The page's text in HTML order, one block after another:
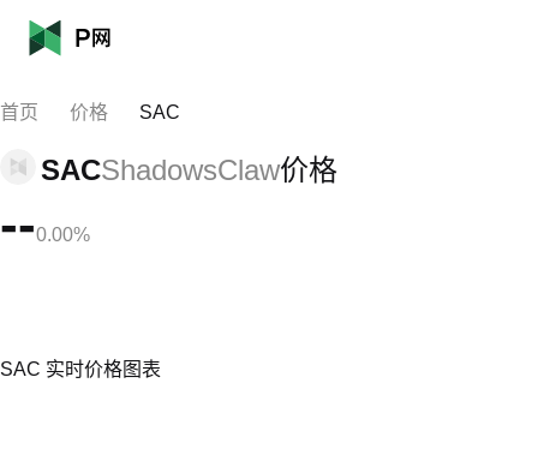
首页 价格 SAC
SACShadowsClaw价格
--0.00%
SAC 实时价格图表